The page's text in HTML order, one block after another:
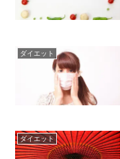
ダイエット
ダイエット